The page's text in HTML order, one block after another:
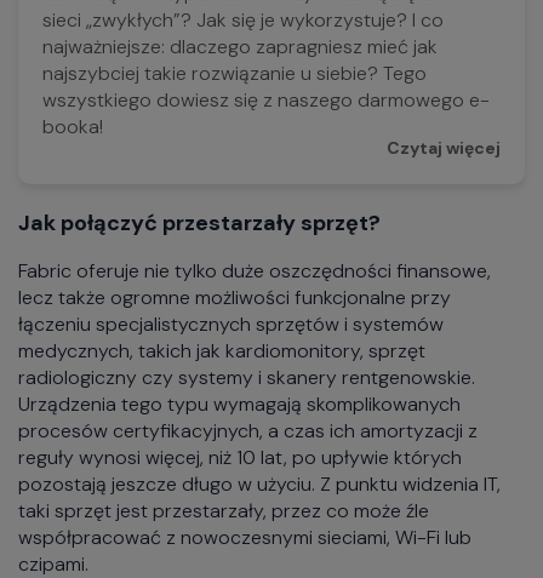
sieci „zwykłych”? Jak się je wykorzystuje? I co
najważniejsze: dlaczego zapragniesz mieć jak
najszybciej takie rozwiązanie u siebie? Tego
wszystkiego dowiesz się z naszego darmowego e-
booka!
Czytaj więcej
Jak połączyć przestarzały sprzęt?
Fabric oferuje nie tylko duże oszczędności finansowe,
lecz także ogromne możliwości funkcjonalne przy
łączeniu specjalistycznych sprzętów i systemów
medycznych, takich jak kardiomonitory, sprzęt
radiologiczny czy systemy i skanery rentgenowskie.
Urządzenia tego typu wymagają skomplikowanych
procesów certyfikacyjnych, a czas ich amortyzacji z
reguły wynosi więcej, niż 10 lat, po upływie których
pozostają jeszcze długo w użyciu. Z punktu widzenia IT,
taki sprzęt jest przestarzały, przez co może źle
współpracować z nowoczesnymi sieciami, Wi-Fi lub
czipami.